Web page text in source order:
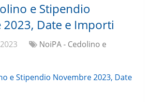
e Stipendio
Date e Importi
NoiPA - Cedolino e